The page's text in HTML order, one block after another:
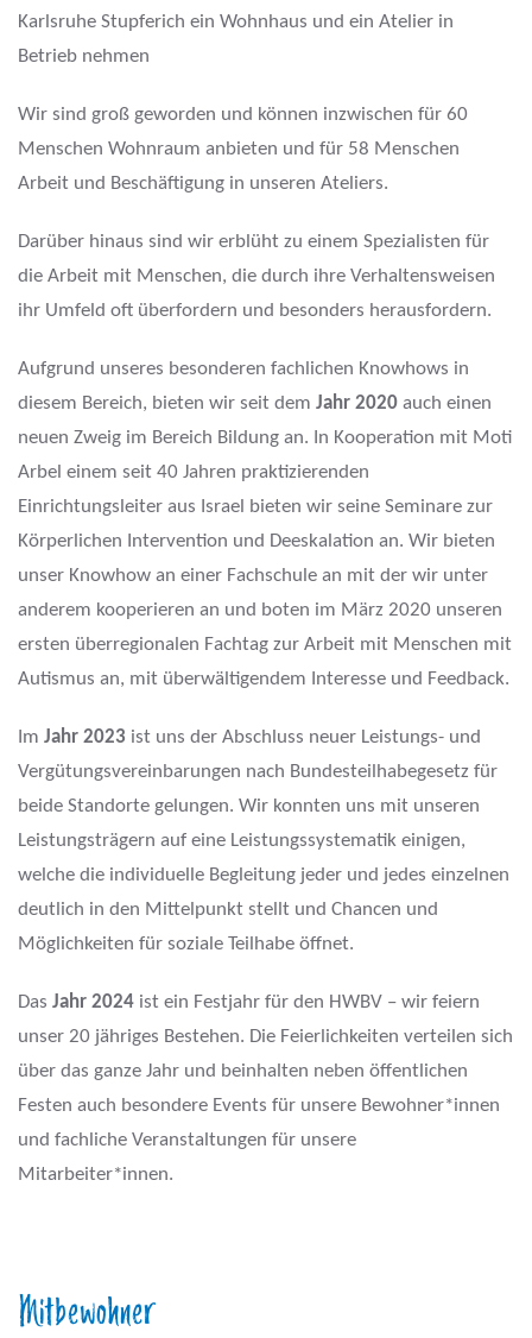
Karlsruhe Stupferich ein Wohnhaus und ein Atelier in
Betrieb nehmen
Wir sind groß geworden und können inzwischen für 60
Menschen Wohnraum anbieten und für 58 Menschen
Arbeit und Beschäftigung in unseren Ateliers.
Darüber hinaus sind wir erblüht zu einem Spezialisten für
die Arbeit mit Menschen, die durch ihre Verhaltensweisen
ihr Umfeld oft überfordern und besonders herausfordern.
Aufgrund unseres besonderen fachlichen Knowhows in
diesem Bereich, bieten wir seit dem Jahr 2020 auch einen
neuen Zweig im Bereich Bildung an. In Kooperation mit Moti
Arbel einem seit 40 Jahren praktizierenden
Einrichtungsleiter aus Israel bieten wir seine Seminare zur
Körperlichen Intervention und Deeskalation an. Wir bieten
unser Knowhow an einer Fachschule an mit der wir unter
anderem kooperieren an und boten im März 2020 unseren
ersten überregionalen Fachtag zur Arbeit mit Menschen mit
Autismus an, mit überwältigendem Interesse und Feedback.
Im Jahr 2023 ist uns der Abschluss neuer Leistungs- und
Vergütungsvereinbarungen nach Bundesteilhabegesetz für
beide Standorte gelungen. Wir konnten uns mit unseren
Leistungsträgern auf eine Leistungssystematik einigen,
welche die individuelle Begleitung jeder und jedes einzelnen
deutlich in den Mittelpunkt stellt und Chancen und
Möglichkeiten für soziale Teilhabe öffnet.
Das Jahr 2024 ist ein Festjahr für den HWBV – wir feiern
unser 20 jähriges Bestehen. Die Feierlichkeiten verteilen sich
über das ganze Jahr und beinhalten neben öffentlichen
Festen auch besondere Events für unsere Bewohner*innen
und fachliche Veranstaltungen für unsere
Mitarbeiter*innen.
Mitbewohner